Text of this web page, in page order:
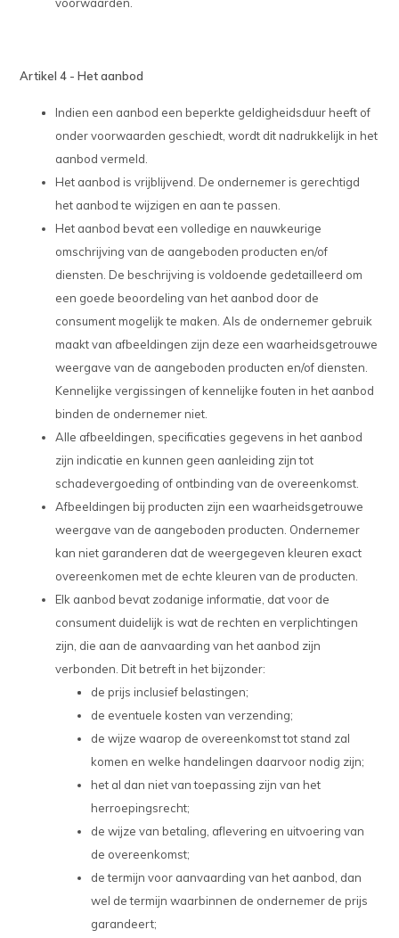
Artikel 4 - Het aanbod
Indien een aanbod een beperkte geldigheidsduur heeft of
onder voorwaarden geschiedt, wordt dit nadrukkelijk in het
aanbod vermeld.
Het aanbod is vrijblijvend. De ondernemer is gerechtigd
het aanbod te wijzigen en aan te passen.
Het aanbod bevat een volledige en nauwkeurige
omschrijving van de aangeboden producten en/of
diensten. De beschrijving is voldoende gedetailleerd om
een goede beoordeling van het aanbod door de
consument mogelijk te maken. Als de ondernemer gebruik
maakt van afbeeldingen zijn deze een waarheidsgetrouwe
weergave van de aangeboden producten en/of diensten.
Kennelijke vergissingen of kennelijke fouten in het aanbod
binden de ondernemer niet.
Alle afbeeldingen, specificaties gegevens in het aanbod
zijn indicatie en kunnen geen aanleiding zijn tot
schadevergoeding of ontbinding van de overeenkomst.
Afbeeldingen bij producten zijn een waarheidsgetrouwe
weergave van de aangeboden producten. Ondernemer
kan niet garanderen dat de weergegeven kleuren exact
overeenkomen met de echte kleuren van de producten.
Elk aanbod bevat zodanige informatie, dat voor de
consument duidelijk is wat de rechten en verplichtingen
zijn, die aan de aanvaarding van het aanbod zijn
verbonden. Dit betreft in het bijzonder:
de prijs inclusief belastingen;
de eventuele kosten van verzending;
de wijze waarop de overeenkomst tot stand zal
komen en welke handelingen daarvoor nodig zijn;
het al dan niet van toepassing zijn van het
herroepingsrecht;
de wijze van betaling, aflevering en uitvoering van
de overeenkomst;
de termijn voor aanvaarding van het aanbod, dan
wel de termijn waarbinnen de ondernemer de prijs
garandeert;